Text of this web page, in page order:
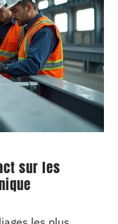
sur les